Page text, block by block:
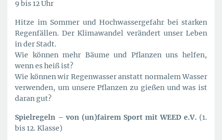
9 bis 12 Uhr
Hitze im Sommer und Hochwassergefahr bei starken
Regenfällen. Der Klimawandel verändert unser Leben
in der Stadt.
Wie können mehr Bäume und Pflanzen uns helfen,
wenn es heiß ist?
Wie können wir Regenwasser anstatt normalem Wasser
verwenden, um unsere Pflanzen zu gießen und was ist
daran gut?
Spielregeln – von (un)fairem Sport mit WEED e.V. (1.
bis 12. Klasse)